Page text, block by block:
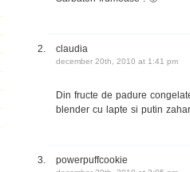
claudia
december 20th, 2010 at 1:41 pm
Din fructe de padure
blender cu lapte si putin
powerpuffcookie